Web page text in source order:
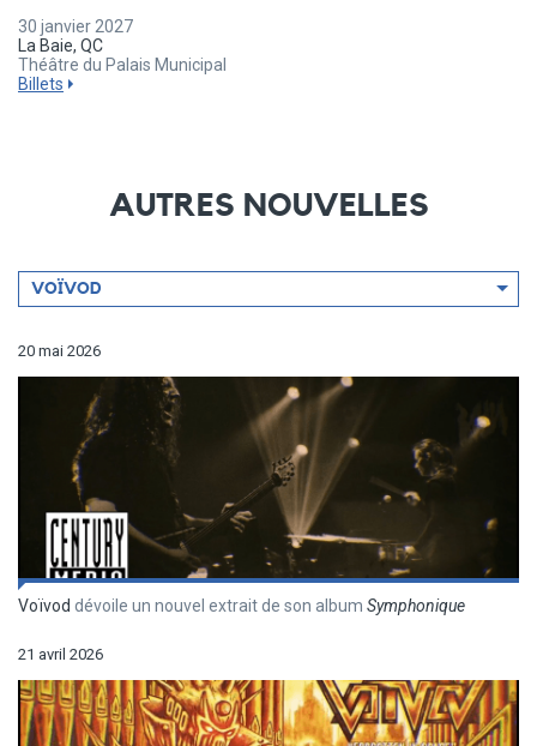
30 janvier 2027
La Baie, QC
Théâtre du Palais Municipal
Billets
AUTRES NOUVELLES
Filtrer
par
VOÏVOD
20 mai 2026
Voïvod dévoile un nouvel extrait de son album Symphonique
21 avril 2026